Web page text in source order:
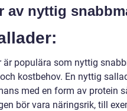
av nyttig
är populära som nyttig
kostbehov. En nyttig
med en form av protein
bör vara näringsrik, till